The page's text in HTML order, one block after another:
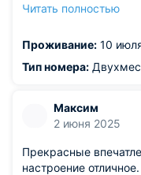
комнаты. Повар
поняли что основное
попросили
же самое лицо и
Читать полностью
Проживание: 10
Тип номера:
Максим
2 июня 2025
Прекрасные
настроение